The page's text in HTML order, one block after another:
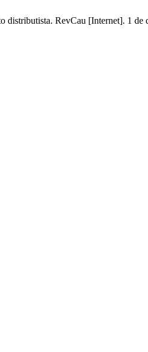
RevCau [Internet]. 1